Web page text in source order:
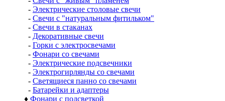
- Электрические столовые свечи
- Свечи с "натуральным фитильком"
- Свечи в стаканах
- Декоративные свечи
- Горки с электросвечами
- Фонари со свечами
- Электрические подсвечники
- Электрогирлянды со свечами
- Светящиеся панно со свечами
- Батарейки и адаптеры
♦ Фонари с подсветкой